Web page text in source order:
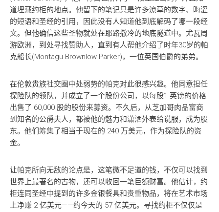
道埋藏约柜的地点。他留下的笔记只是许多潦草的数字、晦涩
的短语和圣经的引用，因此没有人知道他到底解码了哪一段经
文。但他确信这些圣物就处在耶路撒冷的地底隧道中。尤瓦周
游欧洲，到处寻找赞助人，直到有人帮他介绍了时年30岁的帕
克船长(Montagu Brownlow Parker)，一位英国伯爵的弟弟。
在伦敦贵族社交圈中处弱势的帕克对此很感兴趣。他同意担任
探险队的领队，并成立了一个股份公司，以每股1 英镑的价格
出售了 60,000 股的股份来募资。不久后，从芝加哥肉品富商
到知名的公爵夫人，都被他的魅力和潇洒外表给说服，成为股
东。他们筹集了相当于现在的 240 万美元，作为探险队的资
金。
让帕克所向无敌的论点是，这笔微不足道的钱，不仅可以找到
世界上最著名的古物，还可以收回一笔巨额财富。他估计，约
柜连同圣经中提到的许多金银餐具和贵重物品，将在艺术市场
上净赚 2 亿美元——约今天的 57 亿美元。寻找约柜不仅仅是